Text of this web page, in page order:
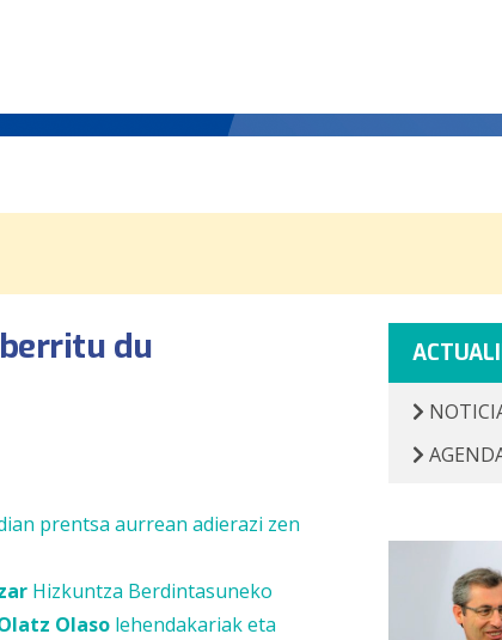
du
prentsa aurrean adierazi zen
Hizkuntza Berdintasuneko
Olaso lehendakariak eta